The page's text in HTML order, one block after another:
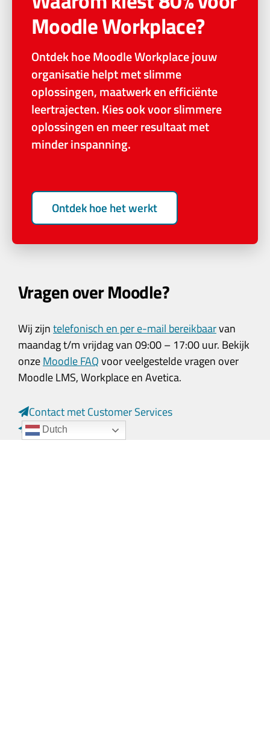
Moodle Workplace?
Ontdek hoe Moodle Workplace jouw
organisatie helpt met slimme
oplossingen, maatwerk en efficiënte
leertrajecten. Kies ook voor slimmere
oplossingen en meer resultaat met
minder inspanning.
Ontdek hoe het werkt
Vragen over Moodle?
Wij zijntelefonisch en per e-mail bereikbaarvan
maandag t/m vrijdag van 09:00 – 17:00 uur. Bekijk
onzeMoodle FAQvoor veelgestelde vragen over
Moodle LMS, Workplace en Avetica.
Contact met Customer Services
Contact met Sales
Dutch